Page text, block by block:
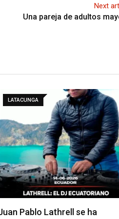
Next
Una pareja de adultos
LATACUNGA
Pablo Lathrell se ha